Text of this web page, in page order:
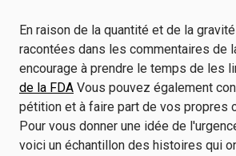
En raison de la quantité et de la
racontées dans les commentaires de
encourage à prendre le temps de les
de la FDA Vous pouvez également
pétition et à faire part de vos propres
Pour vous donner une idée de
voici un échantillon des histoires qui